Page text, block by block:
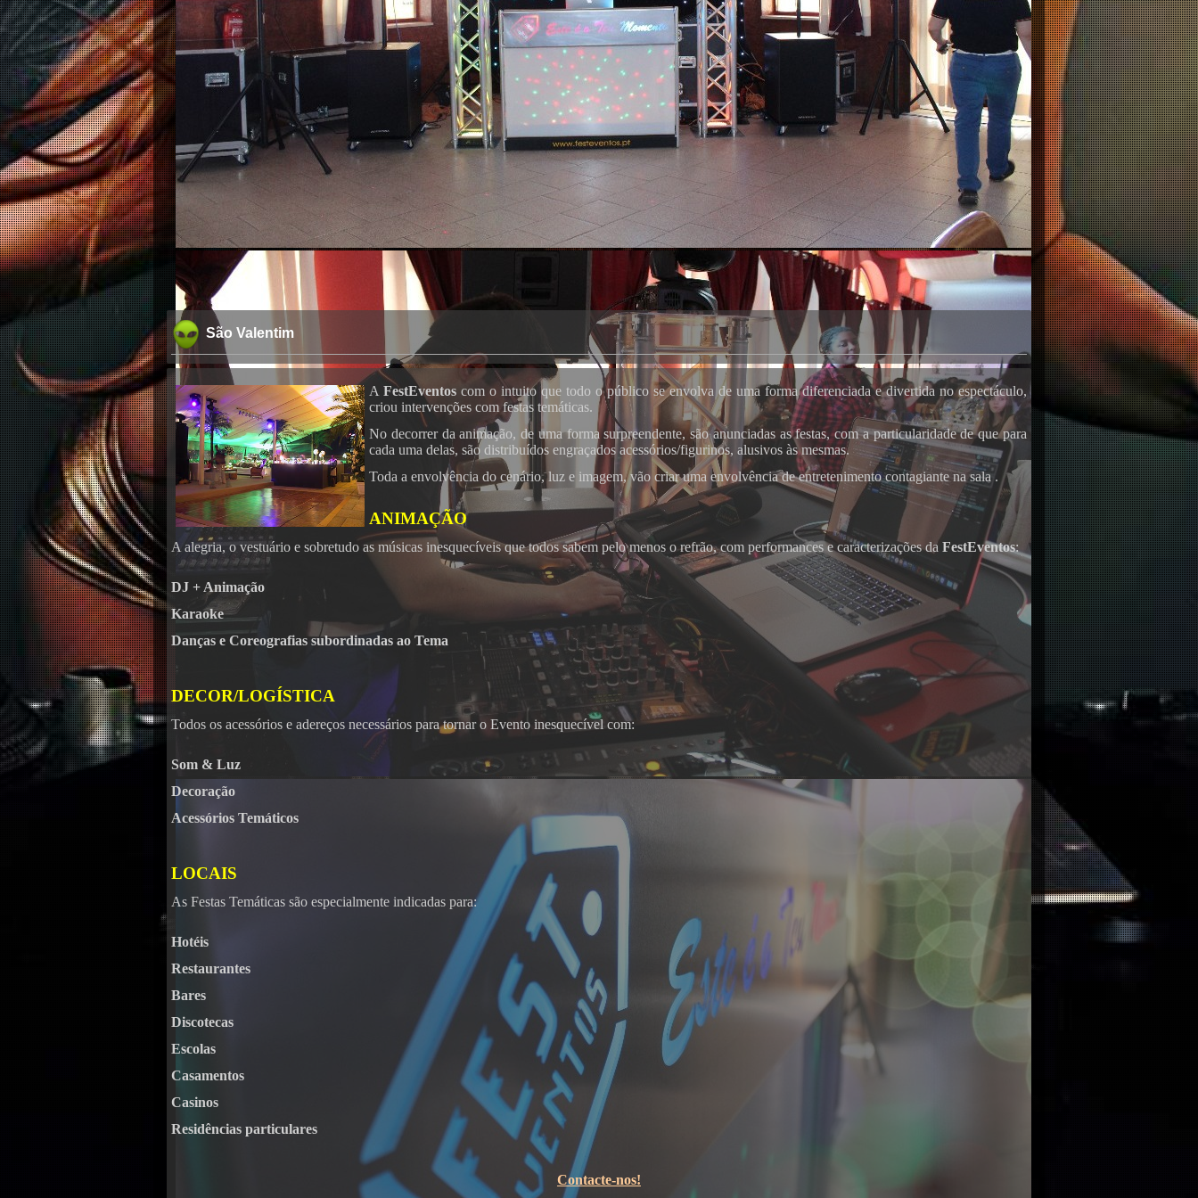
Karaoke
São Valentim
A FestEventos com o intuito que todo o público se envolva de uma forma diferenciada e divertida no espectáculo,
criou intervenções com festas temáticas.
No decorrer da animação, de uma forma surpreendente, são anunciadas as festas, com a particularidade de que para
cada uma delas, são distribuídos engraçados acessórios/figurinos, alusivos às mesmas.
Toda a envolvência do cenário, luz e imagem, vão criar uma envolvência de entretenimento contagiante na sala .
ANIMAÇÃO
A alegria, o vestuário e sobretudo as músicas inesquecíveis que todos sabem pelo menos o refrão, com performances e caracterizações da FestEventos:
DJ + Animação
Karaoke
Danças e Coreografias subordinadas ao Tema
DECOR/LOGÍSTICA
Todos os acessórios e adereços necessários para tornar o Evento inesquecível com:
Som & Luz
Decoração
Acessórios Temáticos
LOCAIS
As Festas Temáticas são especialmente indicadas para:
Hotéis
Restaurantes
Bares
Discotecas
Escolas
Casamentos
Casinos
Residências particulares
Contacte-nos!